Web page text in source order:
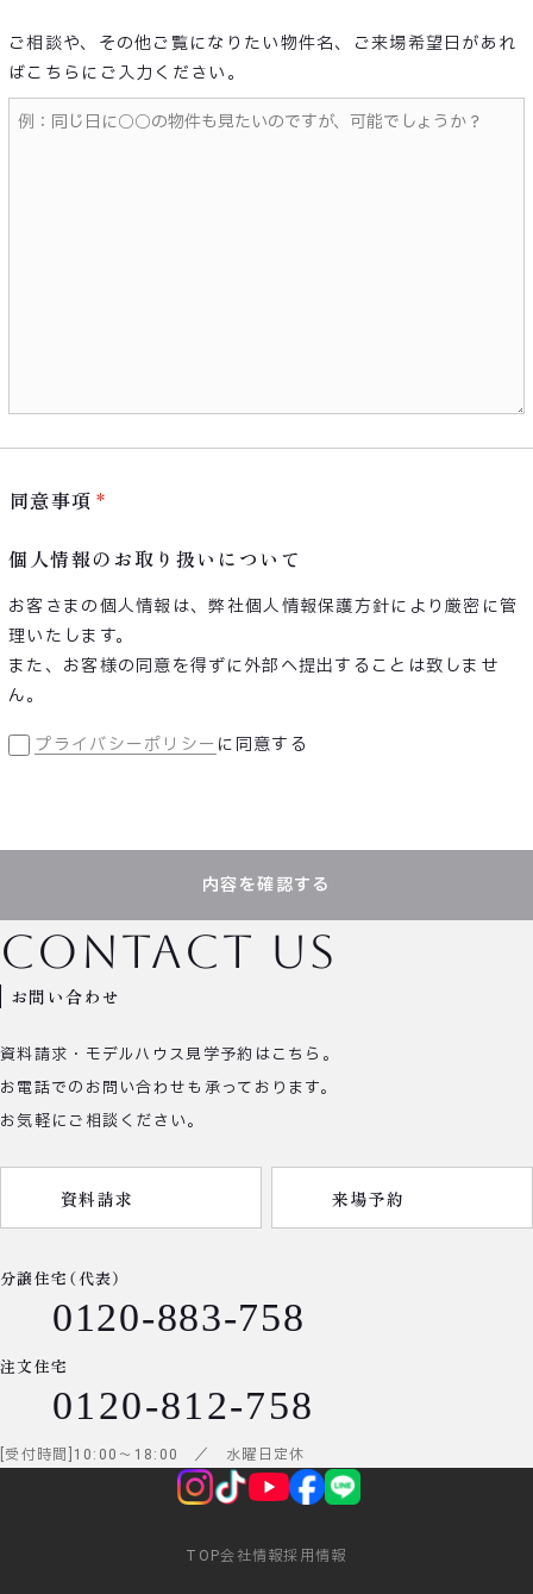
ご相談や、その他ご覧になりたい物件名、ご来場希望日があれ
ばこちらにご入力ください。
同意事項
個人情報のお取り扱いについて
お客さまの個人情報は、弊社個人情報保護方針により厳密に管
理いたします。
また、お客様の同意を得ずに外部へ提出することは致しませ
ん。
プライバシーポリシー に同意する
内容を確認する
お問い合わせ
contact us
資料請求・モデルハウス見学予約はこちら。
お電話でのお問い合わせも承っております。
お気軽にご相談ください。
資料請求 来場予約
分譲住宅（代表）
0120-883-758
注文住宅
0120-812-758
受付時間 10:00 ～ 18:00 ／ 水曜日定休
TOP会社情報採用情報